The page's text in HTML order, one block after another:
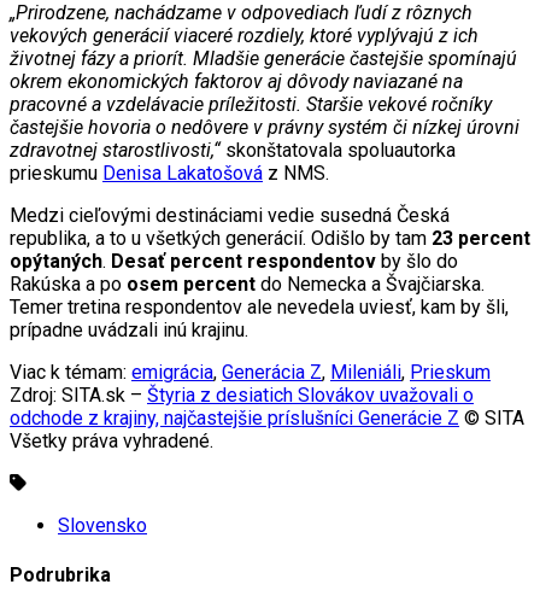
„Prirodzene, nachádzame v odpovediach ľudí z rôznych
vekových generácií viaceré rozdiely, ktoré vyplývajú z ich
životnej fázy a priorít. Mladšie generácie častejšie spomínajú
okrem ekonomických faktorov aj dôvody naviazané na
pracovné a vzdelávacie príležitosti. Staršie vekové ročníky
častejšie hovoria o nedôvere v právny systém či nízkej úrovni
zdravotnej starostlivosti,“ skonštatovala spoluautorka
prieskumu Denisa Lakatošová z NMS.
Medzi cieľovými destináciami vedie susedná Česká
republika, a to u všetkých generácií. Odišlo by tam 23 percent
opýtaných. Desať percent respondentov by šlo do
Rakúska a po osem percent do Nemecka a Švajčiarska.
Temer tretina respondentov ale nevedela uviesť, kam by šli,
prípadne uvádzali inú krajinu.
Viac k témam: emigrácia, Generácia Z, Mileniáli, Prieskum
Zdroj: SITA.sk – Štyria z desiatich Slovákov uvažovali o
odchode z krajiny, najčastejšie príslušníci Generácie Z © SITA
Všetky práva vyhradené.
Slovensko
Podrubrika